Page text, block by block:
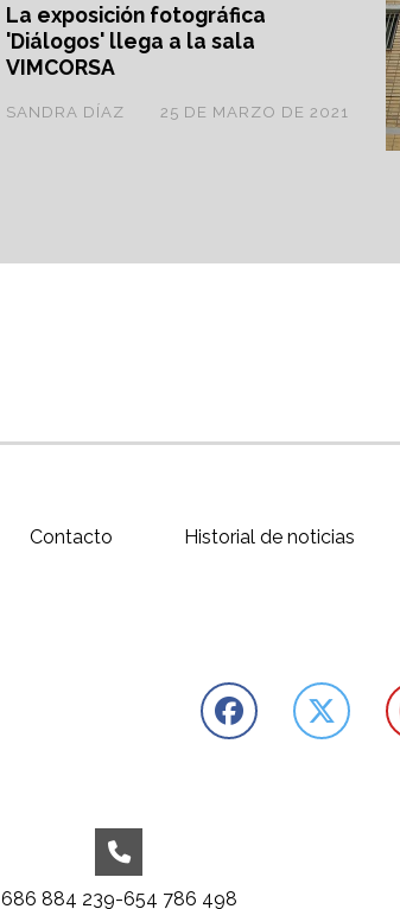
La exposición fotográfica
'Diálogos' llega a la sala
VIMCORSA
SANDRA DÍAZ 25 DE MARZO DE 2021
Contacto Historial de noticias
686 884 239-654 786 498